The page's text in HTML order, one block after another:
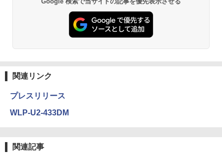
関連リンク
プレスリリース
WLP-U2-433DM
関連記事